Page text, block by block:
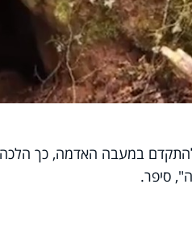
במעבה האדמה, כך
סיפר.